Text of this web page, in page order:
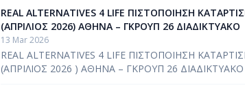
REAL ALTERNATIVES 4 LIFE ΠΙΣΤΟΠΟΙΗΣΗ
(ΑΠΡΙΛΙΟΣ 2026) ΑΘΗΝΑ – ΓΚΡΟΥΠ 26 ΔΙΑΔΙΚΤΥΑΚΟ
13 Mar 2026
REAL ALTERNATIVES 4 LIFE ΠΙΣΤΟΠΟΙΗΣΗ
(ΑΠΡΙΛΙΟΣ 2026 ) ΑΘΗΝΑ – ΓΚΡΟΥΠ 26 ΔΙΑΔΙΚΤΥΑΚΟ